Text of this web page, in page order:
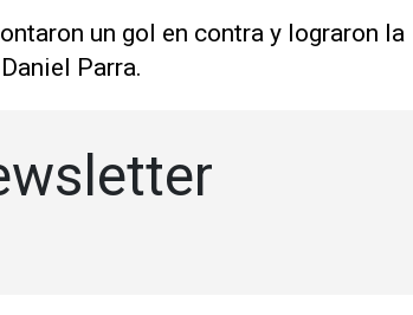
un gol en contra y lograron la
Parra.